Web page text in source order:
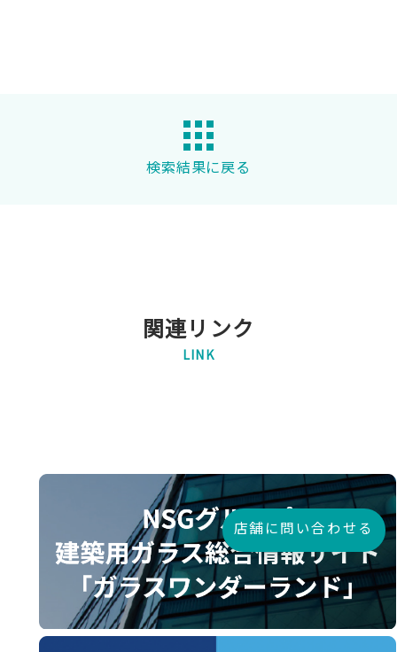
検索結果に戻る
関連リンク
LINK
店舗に問い合わせる